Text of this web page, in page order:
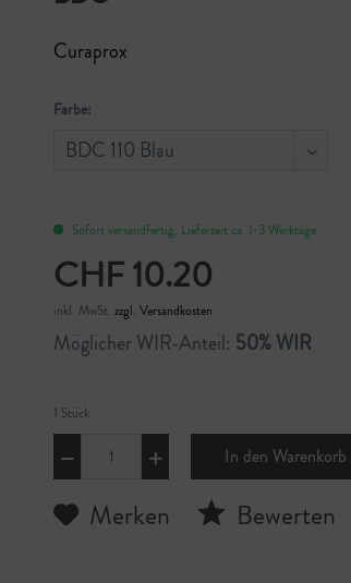
Curaprox
Farbe:
Sofort versandfertig, Lieferzeit ca. 1-3 Werktage
CHF 10.20
inkl. MwSt.zzgl. Versandkosten
Möglicher WIR-Anteil: 50% WIR
1 Stück
In den Warenkorb
Merken Bewerten